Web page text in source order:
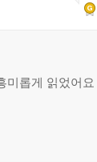
미롭게 읽었어요